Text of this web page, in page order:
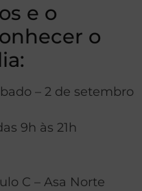
e o
o
– 2 de setembro
9h às 21h
C – Asa Norte